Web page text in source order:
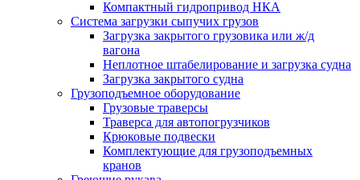
Компактный гидропривод НКА
Система загрузки сыпучих грузов
Загрузка закрытого грузовика или ж/д
вагона
Неплотное штабелирование и загрузка судна
Загрузка закрытого судна
Грузоподъемное оборудование
Грузовые траверсы
Траверса для автопогрузчиков
Крюковые подвески
Комплектующие для грузоподъемных
кранов